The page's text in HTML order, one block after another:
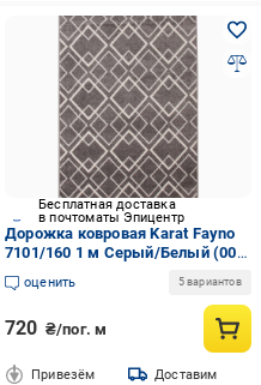
Бесплатная доставка
в почтоматы Эпицентр
Дорожка ковровая Karat Fayno
7101/160 1 м Серый/Белый (00-
00011642)
оценить 5 вариантов
720 ₴/пог. м
Привезём Доставим